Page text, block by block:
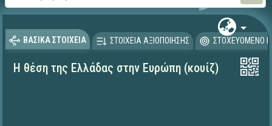
ΒΑΣΙΚΑ ΣΤΟΙΧΕΙΑ ΣΤΟΙΧΕΙΑ ΑΞΙΟΠΟΙΗΣΗΣ ΣΤΟΧΕΥΟΜΕΝΟ
Η θέση της Ελλάδας στην Ευρώπη (κουίζ)